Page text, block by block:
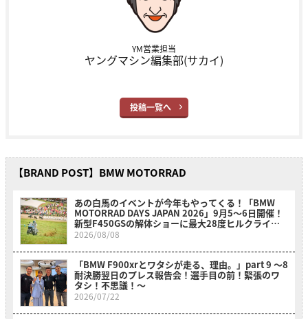
YM営業担当
ヤングマシン編集部(サカイ)
投稿一覧へ
【BRAND POST】BMW MOTORRAD
あの白馬のイベントが今年もやってくる！「BMW
MOTORRAD DAYS JAPAN 2026」9月5〜6日開催！
新型F450GSの解体ショーに最大28度ヒルクライム
も必見！
2026/08/08
「BMW F900xrとワタシが走る、理由。」part 9 〜8
耐決勝翌日のプレス報告会！選手目の前！緊張のワ
タシ！不思議！〜
2026/07/22